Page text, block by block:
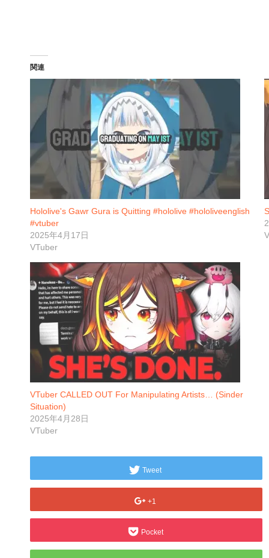
関連
Hololive's Gawr Gura is Quitting #hololive #hololiveenglish
#vtuber
2025年4月17日
VTuber
VTuber CALLED OUT For Manipulating Artists… (Sinder
Situation)
2025年4月28日
VTuber
Tweet
+1
Pocket